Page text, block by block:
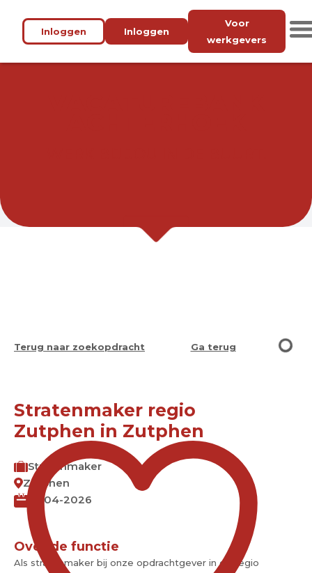
Inloggen Inloggen
Voor
werkgevers
Terug naar zoekopdracht Ga terug
Stratenmaker regio
Zutphen in Zutphen
Stratenmaker
Zutphen
13-04-2026
Over de functie
Als stratenmaker bij onze opdrachtgever in de regio